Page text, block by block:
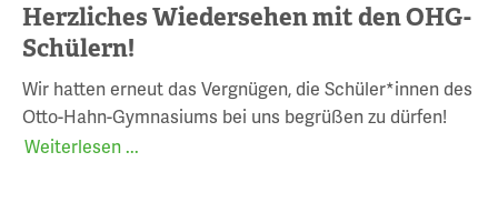
Herzliches Wiedersehen mit den OHG-
Schülern!
Wir hatten erneut das Vergnügen, die Schüler*innen des
Otto-Hahn-Gymnasiums bei uns begrüßen zu dürfen!
Weiterlesen ...